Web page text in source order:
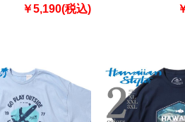
￥5,190(税込)
USA直輸入